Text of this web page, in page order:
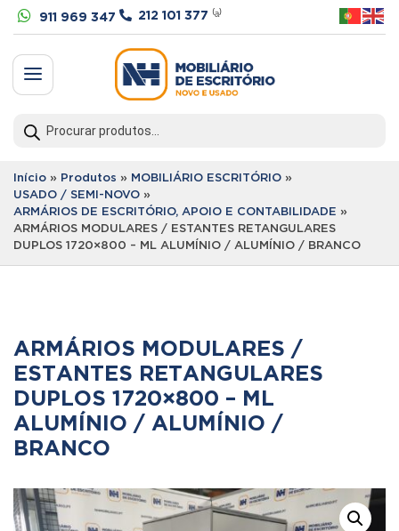
 911 969 347  212 101 377 ⁽ᵃ⁾
a
search
Início » Produtos » MOBILIÁRIO ESCRITÓRIO »
USADO / SEMI-NOVO »
ARMÁRIOS DE ESCRITÓRIO, APOIO E CONTABILIDADE »
ARMÁRIOS MODULARES / ESTANTES RETANGULARES
DUPLOS 1720×800 – ML ALUMÍNIO / ALUMÍNIO / BRANCO
ARMÁRIOS MODULARES /
ESTANTES RETANGULARES
DUPLOS 1720×800 – ML
ALUMÍNIO / ALUMÍNIO /
BRANCO